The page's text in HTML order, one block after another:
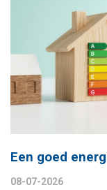
Een goed
08-07-2026